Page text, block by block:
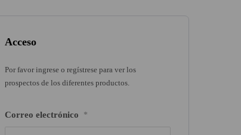
Acceso
Por favor ingrese o regístrese para ver los
prospectos de los diferentes productos.
Correo electrónico *